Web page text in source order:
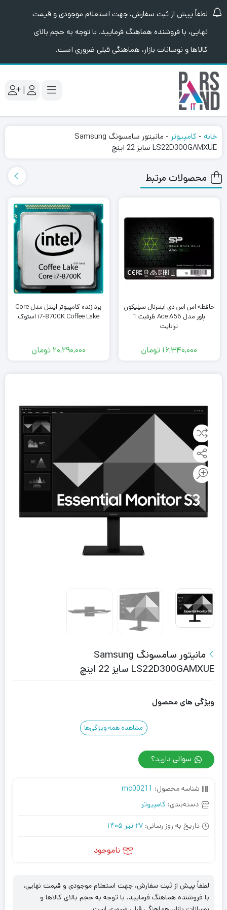
لطفاً پیش از ثبت سفارش، جهت استعلام موجودی و قیمت
نهایی، با فروشنده هماهنگ فرمایید. با توجه به حجم بالای
کالاها و نوسانات بازار، هماهنگی قبلی ضروری است.
|
خانه - کامپیوتر -
مانیتور سامسونگ Samsung
LS22D300GAMXUE سایز 22 اینچ
محصولات مرتبط
حافظه اس اس دی اینترنال سیلیکون
پاور مدل Ace A56 ظرفیت 1
ترابایت
16,340,000 تومان
پردازنده کامپیوتر اینتل مدل Core
i7-8700K Coffee Lake استوک
20,290,000 تومان
مانیتور سامسونگ Samsung
LS22D300GAMXUE سایز 22 اینچ
ویژگی های محصول
مشاهده همه ویژگی‌ها
سوالی دارید؟
شناسه محصول: mo00211
دسته‌بندی: کامپیوتر
تاریخ به روز رسانی: 27 تیر 1405
ناموجود
لطفاً پیش از ثبت سفارش، جهت استعلام موجودی و قیمت نهایی،
با فروشنده هماهنگ فرمایید. با توجه به حجم بالای کالاها و